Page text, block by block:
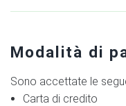
Modalità di
Sono accettate le
Carta di credito